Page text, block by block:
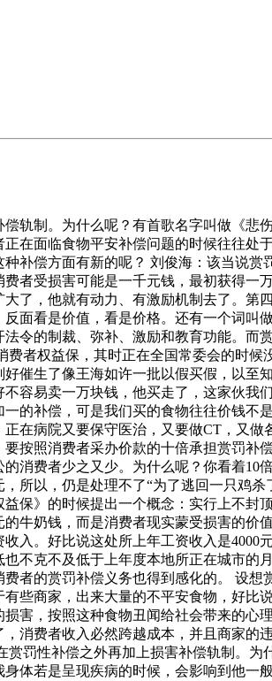
制。为什么呢？有首歌名字叫做《悲
在面临食物平安补偿问题的时候往往
补偿方面有新的呢？ 刘俊海：该当说
者受损害可能是一千元钱，最初获得
了，他就有动力、有激励机制去了。
面看是价值，看是价格。还有一个词
令的制裁、弥补、激励和教育功能。
费者权益保，其时正在全国常委会的时
催生了像王海如许一批以假买假，以
容易卖一万块钱，他买走了，这家伙
的补偿，可是我们买的食物往往价钱不
在病院又要保守医治，又要做CT，又
按照消费者采办价款的十倍承担赏罚
消费者少之又少。为什么呢？你看着
所以，仍是处理不了“为了逃回一只鸡
保》的时候提出一个概念：实行上不
牛奶钱，而是消费者现实蒙受损害的价
入。好比说这处所上年工资收入是
不克不及低于上年度本地所正在城市
者的赏罚补偿义务也得到感化的。 设
些商家，出来大量的不平安食物，好
害，按照这种食物丑闻给社会带来的
消费者收入必然跨越成本，并且商家
赏罚性补偿之外再加上损害补偿轨制。
体若是呈现疾病的时候，会影响到他